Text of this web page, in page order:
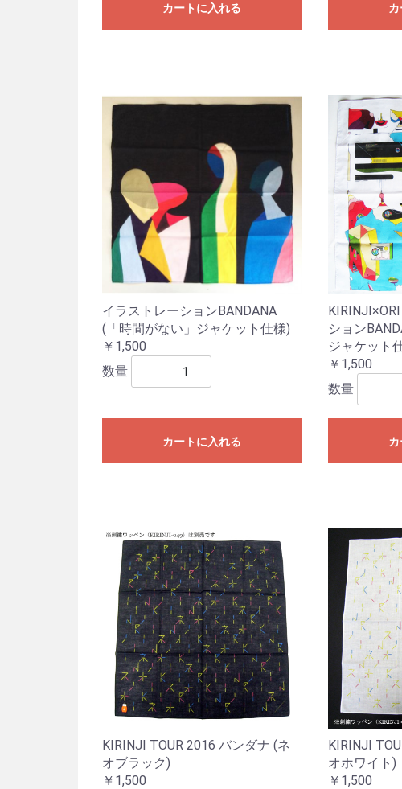
カートに入れる
イラストレーションBANDANA
(「時間がない」ジャケット仕様)
￥1,500
数量
カートに入れる
ション
ジャケット
￥1,500
数量
KIRINJI TOUR 2016 バンダナ (ネ
オブラック)
￥1,500
KIRINJI
オホワイト)
￥1,500